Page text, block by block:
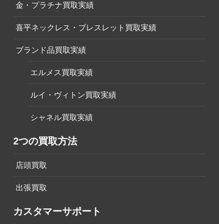
金・プラチナ買取実績
喜平ネックレス・ブレスレット買取実績
ブランド品買取実績
エルメス買取実績
ルイ・ヴィトン買取実績
シャネル買取実績
2つの買取方法
店頭買取
出張買取
カスタマーサポート